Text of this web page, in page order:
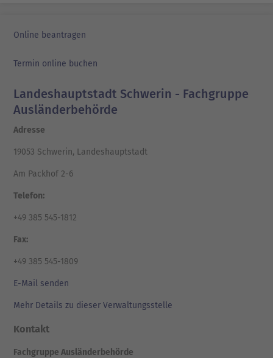
Online beantragen
Termin online buchen
Landeshauptstadt Schwerin - Fachgruppe
Ausländerbehörde
Adresse
19053 Schwerin, Landeshauptstadt
Am Packhof 2-6
Telefon:
+49 385 545-1812
Fax:
+49 385 545-1809
E-Mail senden
Mehr Details zu dieser Verwaltungsstelle
Kontakt
Fachgruppe Ausländerbehörde